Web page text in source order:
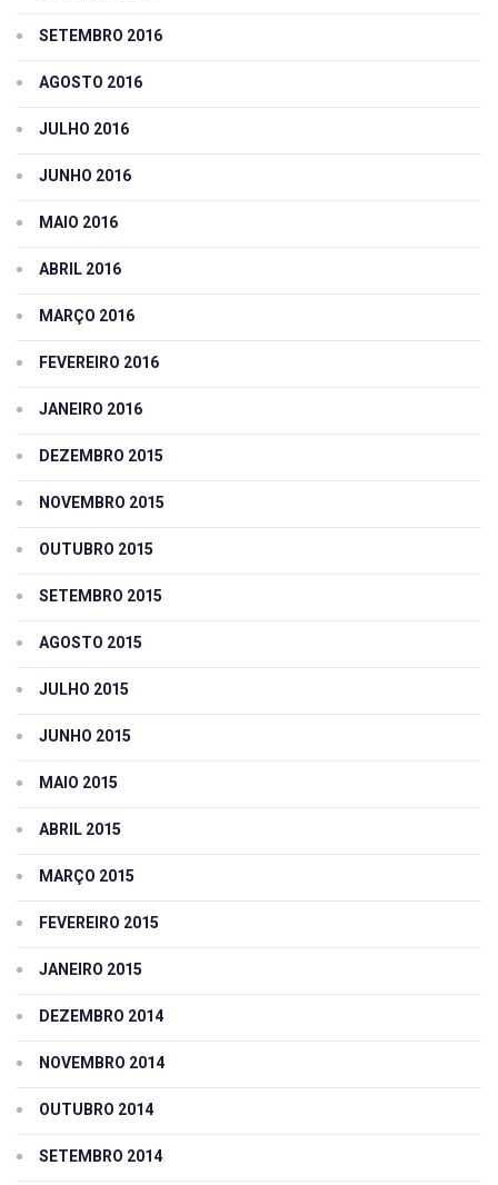
SETEMBRO 2016
AGOSTO 2016
JULHO 2016
JUNHO 2016
MAIO 2016
ABRIL 2016
MARÇO 2016
FEVEREIRO 2016
JANEIRO 2016
DEZEMBRO 2015
NOVEMBRO 2015
OUTUBRO 2015
SETEMBRO 2015
AGOSTO 2015
JULHO 2015
JUNHO 2015
MAIO 2015
ABRIL 2015
MARÇO 2015
FEVEREIRO 2015
JANEIRO 2015
DEZEMBRO 2014
NOVEMBRO 2014
OUTUBRO 2014
SETEMBRO 2014